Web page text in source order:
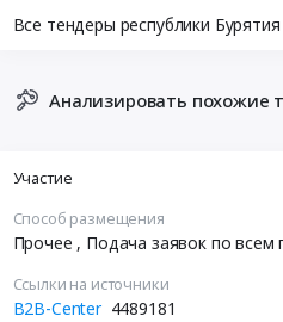
Все тендеры республики Бурятия
Анализировать похожие
Участие
Способ размещения
Прочее , Подача заявок по всем
Ссылки на источники
B2B-Center 4489181